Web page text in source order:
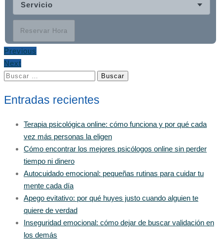
Servicio
Reservar Hora
Previous
Next
Buscar:
Entradas recientes
Terapia psicológica online: cómo funciona y por qué cada
vez más personas la eligen
Cómo encontrar los mejores psicólogos online sin perder
tiempo ni dinero
Autocuidado emocional: pequeñas rutinas para cuidar tu
mente cada día
Apego evitativo: por qué huyes justo cuando alguien te
quiere de verdad
Inseguridad emocional: cómo dejar de buscar validación en
los demás